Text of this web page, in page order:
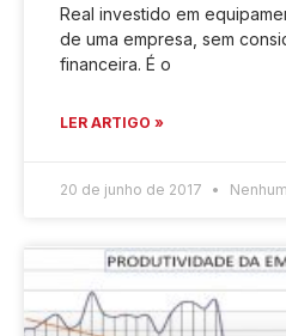
Real investido em
de uma empresa, sem
financeira. É o
LER ARTIGO »
20 de junho de 2017